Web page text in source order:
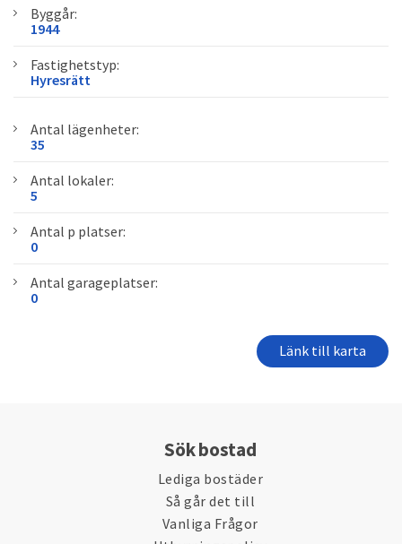
Byggår:
1944
Fastighetstyp:
Hyresrätt
Antal lägenheter:
35
Antal lokaler:
5
Antal p platser:
0
Antal garageplatser:
0
Länk till karta
Sök bostad
Lediga bostäder
Så går det till
Vanliga Frågor